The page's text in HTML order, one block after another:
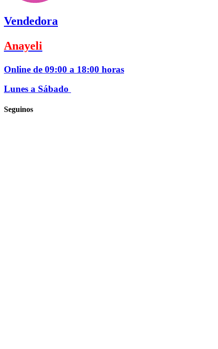
Vendedora
Anayeli
Online de 09:00 a 18:00 horas
Lunes a Sábado
Seguinos